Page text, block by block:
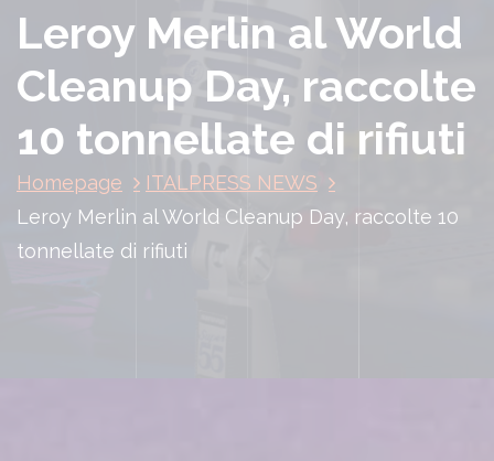
Leroy Merlin al World
Cleanup Day, raccolte
10 tonnellate di rifiuti
Homepage
ITALPRESS NEWS
Leroy Merlin al World Cleanup Day, raccolte 10
tonnellate di rifiuti